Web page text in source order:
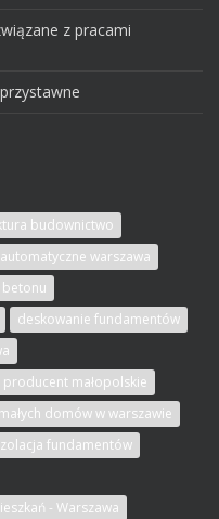
z pracami
budownictwo
warszawa
betonu
deskowanie fundamentów
producent małopolskie
domów w warszawie
fundamentów
- Warszawa